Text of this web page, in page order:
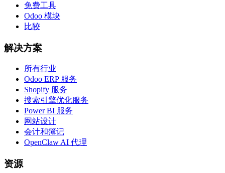
免费工具
Odoo 模块
比较
解决方案
所有行业
Odoo ERP 服务
Shopify 服务
搜索引擎优化服务
Power BI 服务
网站设计
会计和簿记
OpenClaw AI 代理
资源